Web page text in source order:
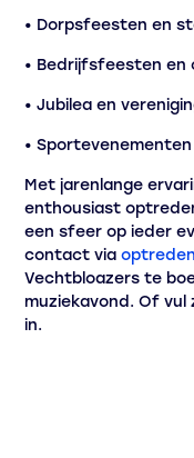
• Dorpsfeesten en
• Bedrijfsfeesten en
• Jubilea en
•
Met jarenlange
enthousiast
een sfeer op ieder
contact via
Vechtbloazers te
muziekavond. Of
in.